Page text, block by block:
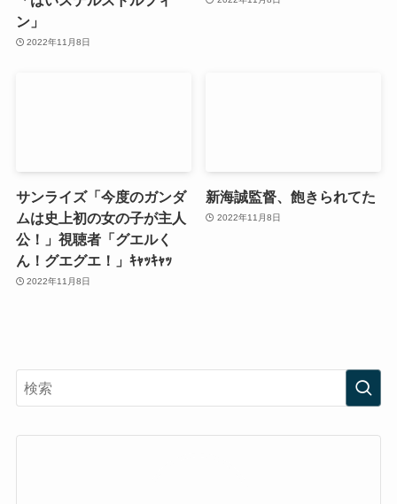
ン」
2022年11月8日
サンライズ「今度のガンダ
ムは史上初の女の子が主人
公！」視聴者「グエルく
ん！グエグエ！」ｷｬｯｷｬｯ
2022年11月8日
新海誠監督、飽きられてた
2022年11月8日